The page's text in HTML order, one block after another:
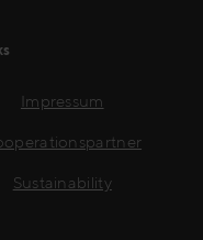
Impressum
Sustainability